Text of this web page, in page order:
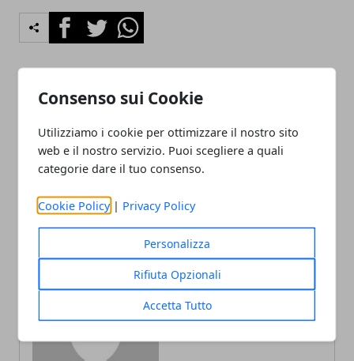
Consenso sui Cookie
Utilizziamo i cookie per ottimizzare il nostro sito
web e il nostro servizio. Puoi scegliere a quali
categorie dare il tuo consenso.
Cookie Policy | Privacy Policy
Personalizza
Rifiuta Opzionali
Accetta Tutto
FacebookTwitterWhatsapp
Articolo Precedente
Chi era Frank McRae,
l'attore che ha recitato con
Sylvester Stallone in Rocky
Chi è John David
Washington, protagonista
di Tenet e nuovo attore del
cast di True Love di Gareth
Redazione